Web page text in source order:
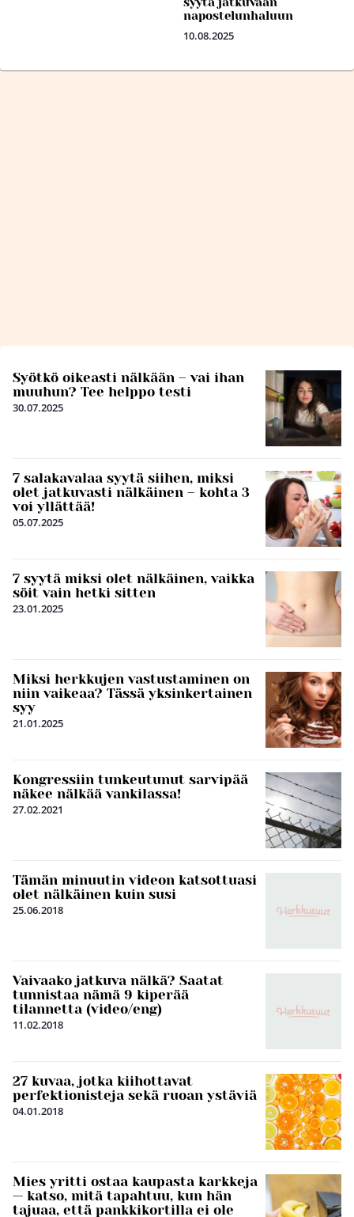
napostelunhaluun
10.08.2025
Syötkö oikeasti nälkään – vai ihan
muuhun? Tee helppo testi
30.07.2025
7 salakavalaa syytä siihen, miksi
olet jatkuvasti nälkäinen – kohta 3
voi yllättää!
05.07.2025
7 syytä miksi olet nälkäinen, vaikka
söit vain hetki sitten
23.01.2025
Miksi herkkujen vastustaminen on
niin vaikeaa? Tässä yksinkertainen
syy
21.01.2025
Kongressiin tunkeutunut sarvipää
näkee nälkää vankilassa!
27.02.2021
Tämän minuutin videon katsottuasi
olet nälkäinen kuin susi
25.06.2018
Vaivaako jatkuva nälkä? Saatat
tunnistaa nämä 9 kiperää
tilannetta (video/eng)
11.02.2018
27 kuvaa, jotka kiihottavat
perfektionisteja sekä ruoan ystäviä
04.01.2018
Mies yritti ostaa kaupasta karkkeja
— katso, mitä tapahtuu, kun hän
tajuaa, että pankkikortilla ei ole